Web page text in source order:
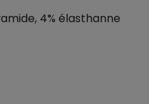
4% élasthanne